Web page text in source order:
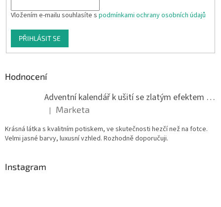
Vložením e-mailu souhlasíte s podmínkami ochrany osobních údajů
PŘIHLÁSIT SE
Hodnocení
Adventní kalendář k ušití se zlatým efektem 042Q
Hodnocení produktu je 5 z 5 hvězdiček.
| Marketa
Krásná látka s kvalitním potiskem, ve skutečnosti hezčí než na fotce.
Velmi jasné barvy, luxusní vzhled. Rozhodně doporučuji.
Instagram